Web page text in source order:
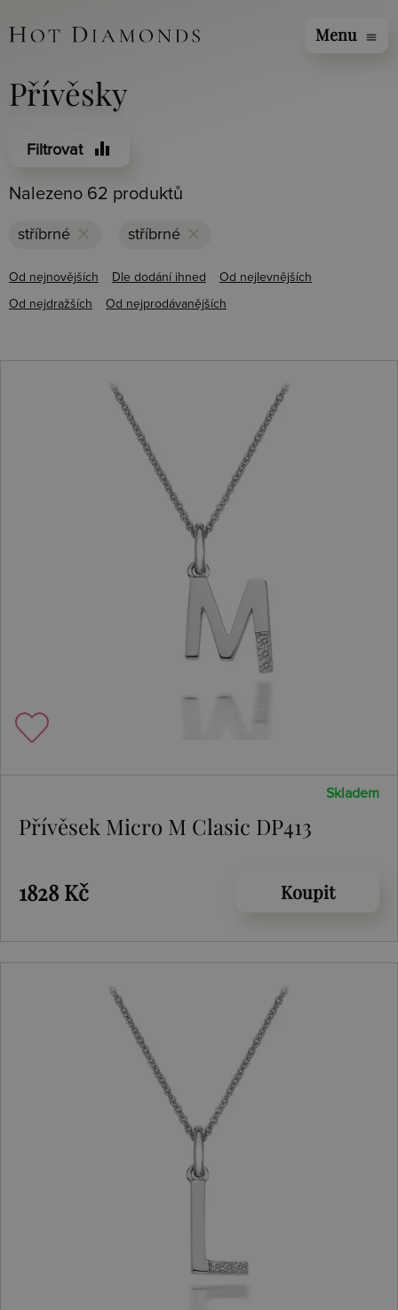
Menu menu
Přívěsky
Filtrovat equalizer
Nalezeno 62 produktů
stříbrné clear stříbrné clear
Od nejnovějších Dle dodání ihned Od nejlevnějších
Od nejdražších Od nejprodávanějších
Skladem
Přívěsek Micro M Clasic DP413
1828 Kč Koupit